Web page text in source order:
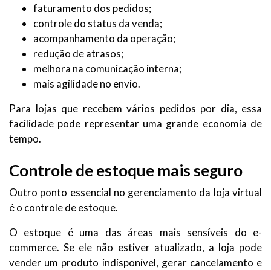
faturamento dos pedidos;
controle do status da venda;
acompanhamento da operação;
redução de atrasos;
melhora na comunicação interna;
mais agilidade no envio.
Para lojas que recebem vários pedidos por dia, essa
facilidade pode representar uma grande economia de
tempo.
Controle de estoque mais seguro
Outro ponto essencial no gerenciamento da loja virtual
é o controle de estoque.
O estoque é uma das áreas mais sensíveis do e-
commerce. Se ele não estiver atualizado, a loja pode
vender um produto indisponível, gerar cancelamento e